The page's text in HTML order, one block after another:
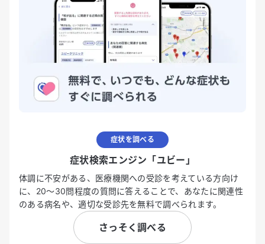
症状を調べる
症状検索エンジン「ユビー」
体調に不安がある、医療機関への受診を考えている方向け
に、20〜30問程度の質問に答えることで、あなたに関連性
のある病名や、適切な受診先を無料で調べられます。
さっそく調べる